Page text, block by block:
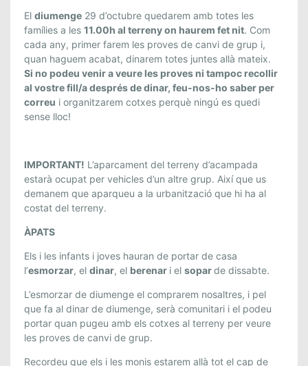
L
A
S
E
C
C
I
N
F
A
N
T
L
I
J
U
V
E
N
El diumenge 29 d’octubre quedarem amb totes les
famílies a les 11.00h al terreny on haurem fet nit. Com
cada any, primer farem les proves de canvi de grup i,
quan haguem acabat, dinarem totes juntes allà mateix.
Si no podeu venir a veure les proves ni tampoc recollir
al vostre fill/a després de dinar, feu-nos-ho saber per
correu i organitzarem cotxes perquè ningú es quedi
sense lloc!
IMPORTANT! L’aparcament del terreny d’acampada
estarà ocupat per vehicles d’un altre grup. Així que us
demanem que aparqueu a la urbanització que hi ha al
costat del terreny.
ÀPATS
Els i les infants i joves hauran de portar de casa
l’esmorzar, el dinar, el berenar i el soparde dissabte.
L’esmorzar de diumenge el comprarem nosaltres, i pel
que fa al dinar de diumenge, serà comunitari i el podeu
portar quan pugeu amb els cotxes al terreny per veure
les proves de canvi de grup.
Recordeu que els i les monis estarem allà tot el cap de